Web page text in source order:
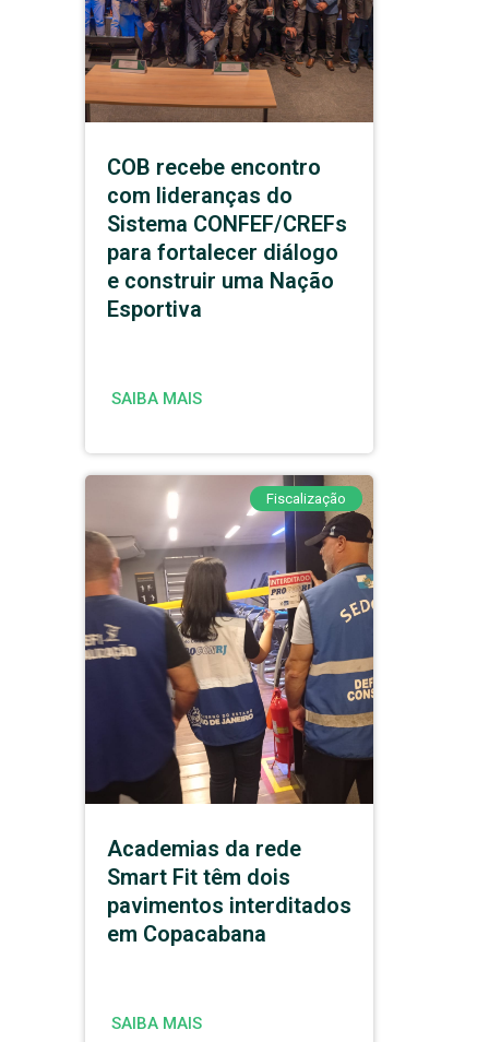
COB recebe encontro
com lideranças do
Sistema CONFEF/CREFs
para fortalecer diálogo
e construir uma Nação
Esportiva
SAIBA MAIS
Fiscalização
Academias da rede
Smart Fit têm dois
pavimentos interditados
em Copacabana
SAIBA MAIS